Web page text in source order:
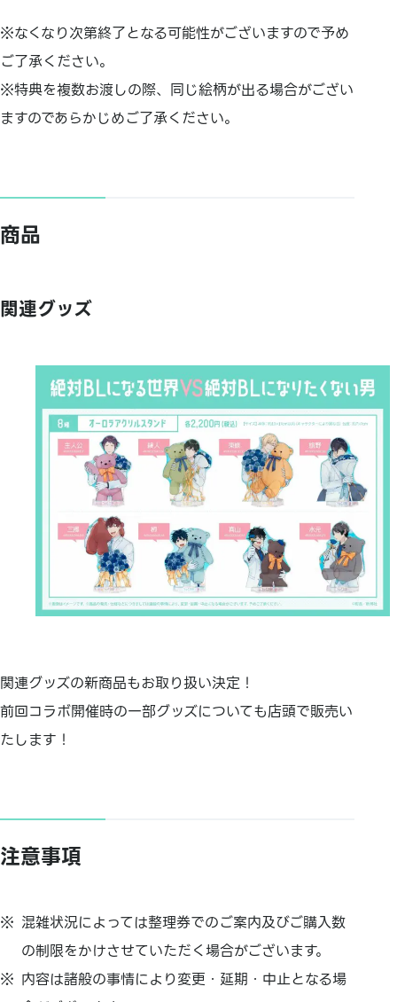
※なくなり次第終了となる可能性がございますので予め
ご了承ください。
※特典を複数お渡しの際、同じ絵柄が出る場合がござい
ますのであらかじめご了承ください。
商品
関連グッズ
関連グッズの新商品もお取り扱い決定！
前回コラボ開催時の一部グッズについても店頭で販売い
たします！
注意事項
混雑状況によっては整理券でのご案内及びご購入数
の制限をかけさせていただく場合がございます。
内容は諸般の事情により変更・延期・中止となる場